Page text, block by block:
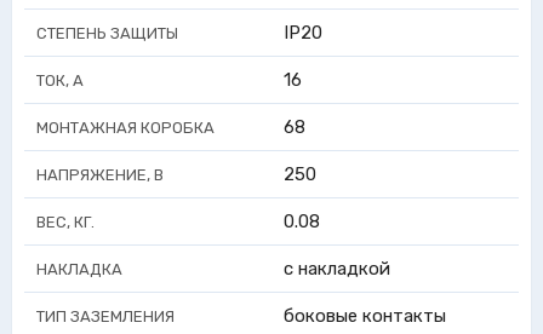
СТЕПЕНЬ ЗАЩИТЫ IP20
ТОК, А 16
МОНТАЖНАЯ КОРОБКА 68
НАПРЯЖЕНИЕ, В 250
ВЕС, КГ. 0.08
НАКЛАДКА с накладкой
ТИП ЗАЗЕМЛЕНИЯ боковые контакты